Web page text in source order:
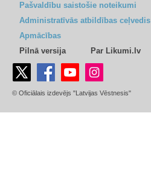
Pašvaldību saistošie noteikumi
Administratīvās atbildības ceļvedis
Apmācības
Pilnā versija
Par Likumi.lv
© Oficiālais izdevējs "Latvijas Vēstnesis"